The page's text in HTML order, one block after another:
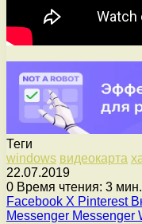
Теги
windows видеокарта
22.07.2019
0 Время чтения: 3 мин.
Facebook X Pinterest
Messenger Messenger